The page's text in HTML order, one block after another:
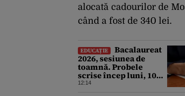
alocată cadourilor de
când a fost de 340 lei.
EDUCAȚIE
Bacalaureat
2026, sesiunea de
toamnă. Probele
scrise încep luni, 10
august. Ce trebuie să
12:14